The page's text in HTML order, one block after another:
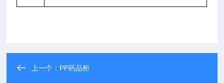
上一个： PP药品柜